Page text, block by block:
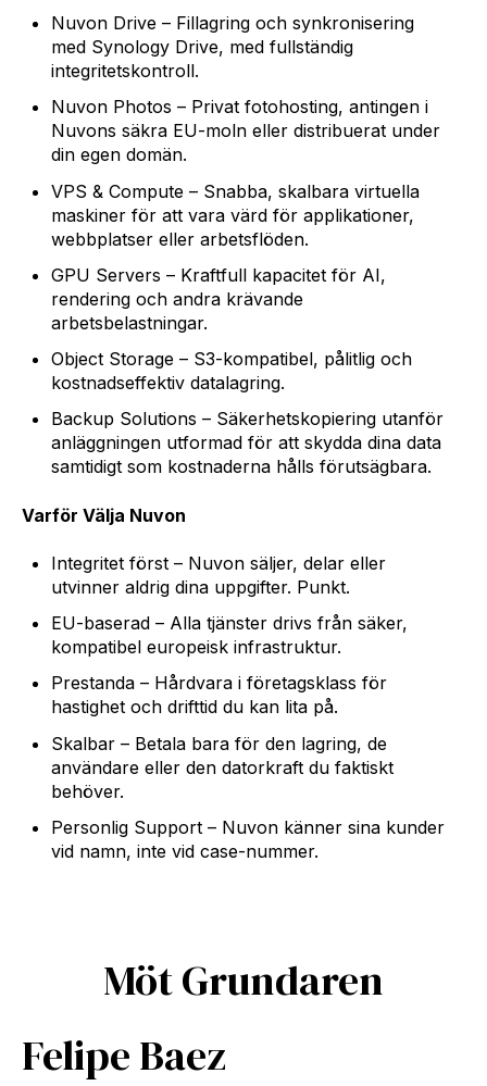
Nuvon Drive – Fillagring och synkronisering
med Synology Drive, med fullständig
integritetskontroll.
Nuvon Photos – Privat fotohosting, antingen i
Nuvons säkra EU-moln eller distribuerat under
din egen domän.
VPS & Compute – Snabba, skalbara virtuella
maskiner för att vara värd för applikationer,
webbplatser eller arbetsflöden.
GPU Servers – Kraftfull kapacitet för AI,
rendering och andra krävande
arbetsbelastningar.
Object Storage – S3-kompatibel, pålitlig och
kostnadseffektiv datalagring.
Backup Solutions – Säkerhetskopiering utanför
anläggningen utformad för att skydda dina data
samtidigt som kostnaderna hålls förutsägbara.
Varför Välja Nuvon
Integritet först – Nuvon säljer, delar eller
utvinner aldrig dina uppgifter. Punkt.
EU-baserad – Alla tjänster drivs från säker,
kompatibel europeisk infrastruktur.
Prestanda – Hårdvara i företagsklass för
hastighet och drifttid du kan lita på.
Skalbar – Betala bara för den lagring, de
användare eller den datorkraft du faktiskt
behöver.
Personlig Support – Nuvon känner sina kunder
vid namn, inte vid case-nummer.
Möt Grundaren
Felipe Baez